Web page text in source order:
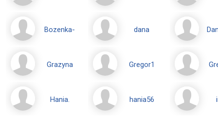
Bozenka- dana
Grazyna Gregor1
Hania. hania56